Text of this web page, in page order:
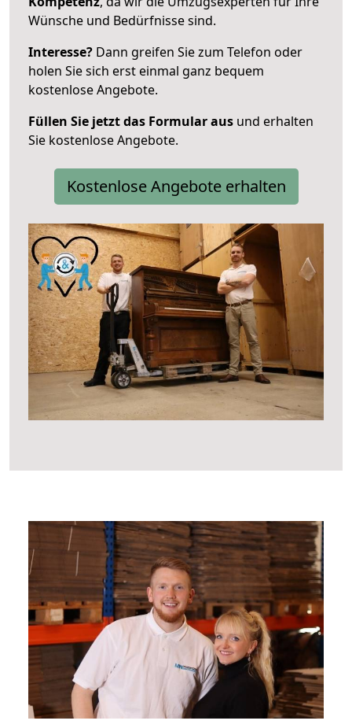
Wünsche und Bedürfnisse sind.
Interesse? Dann greifen Sie zum Telefon oder
holen Sie sich erst einmal ganz bequem
kostenlose Angebote.
Füllen Sie jetzt das Formular aus und erhalten
Sie kostenlose Angebote.
Kostenlose Angebote erhalten